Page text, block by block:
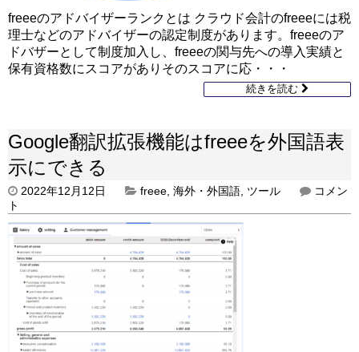
freeeのアドバイザーランクとは クラウド会計のfreeeには税
理士などのアドバイザーの認定制度があります。freeeのア
ドバザーとして制度加入し、freeeの関与先への導入実績と
保有資格数にスコアがありそのスコアに応・・・
続きを読む
Google翻訳拡張機能はfreeeを外国語表
示にできる
2022年12月12日 freee 海外・外国語 ツール
コメン
ト